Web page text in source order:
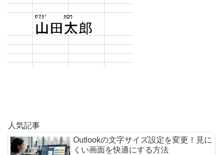
人気記事
Outlookの文字サイズ設定を変更！見に
くい画面を快適にする方法